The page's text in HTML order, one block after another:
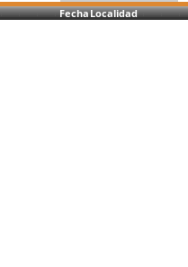
FechaLocalidad